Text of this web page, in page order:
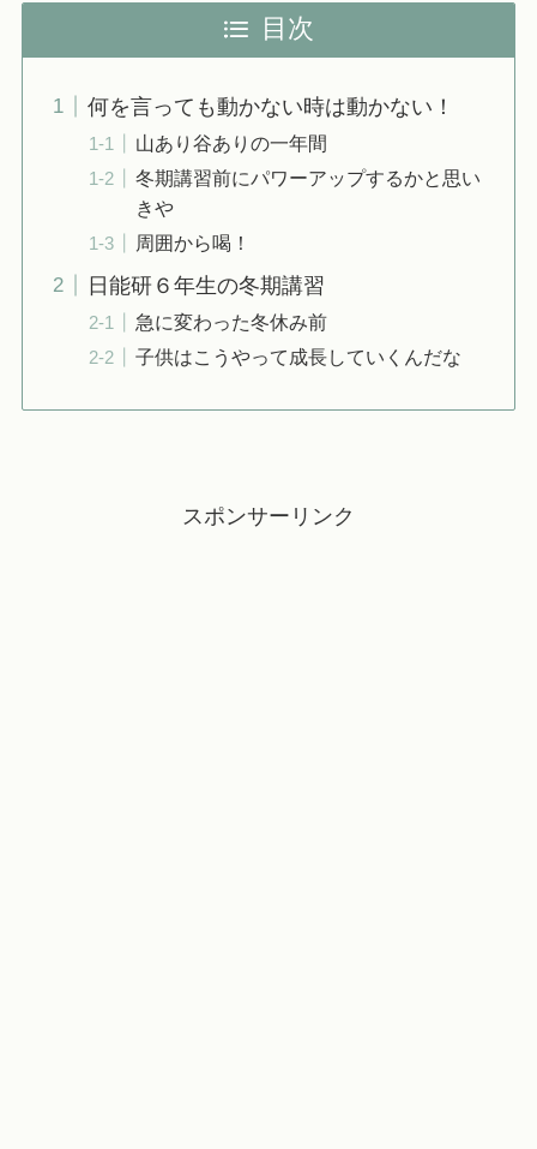
目次
何を言っても動かない時は動かない！
山あり谷ありの一年間
冬期講習前にパワーアップするかと思い
きや
周囲から喝！
日能研６年生の冬期講習
急に変わった冬休み前
子供はこうやって成長していくんだな
スポンサーリンク